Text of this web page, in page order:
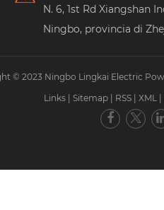
N. 6, 1st Rd Xiangshan
Ningbo, provincia di
© 2023 Ningbo Lingkai Electric
Links
Sitemap RSS XML